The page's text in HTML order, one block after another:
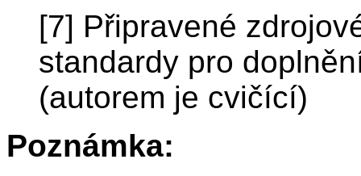
[7] Připravené
standardy pro
(autorem je cvičící)
Poznámka: